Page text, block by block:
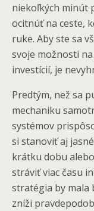
niekoľkých minút
ocitnúť na ceste,
ruke. Aby ste sa
svoje možnosti
investícií, je
Predtým, než sa
mechaniku
systémov
si stanoviť aj
krátku dobu
stráviť viac času
stratégia by mala
zníži